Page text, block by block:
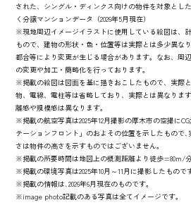
された、シングル・ディンクス向けの物件を対象とし
く分譲マンションデータ（2026年5月現在）
※現地周辺イメージイラストに使用している絵図は、
もので、建物の形状・色・位置等は実際とは多少異な
都合等により変更が生じる場合があります。なお、周
の変更や加工・簡略化を行っております。
※掲載の絵図は図⾯を基に描きおこしたもので、実際
物、電線、電柱等は省略しており、実際とは異なりま
離感や規模感は異なります。
※掲載の航空写真は2025年12月撮影の厚木市の空撮に
テーションフロント」のおよその位置を示したもので
さは物件の高さを示すものではございません。
※掲載の所要時間は地図上の概測距離より徒歩=80m/
※掲載の環境写真は2025年10月～11月に撮影したもので
※掲載の情報は､2026年6月現在のものです｡
※image photo記載のある写真は全てイメージです。